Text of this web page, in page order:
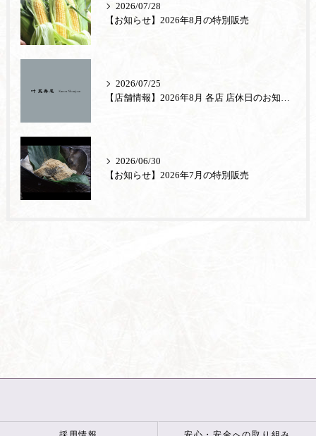
2026/07/28
【お知らせ】2026年8月の特別販売
2026/07/25
2026/06/30
【お知らせ】2026年7月の特別販売